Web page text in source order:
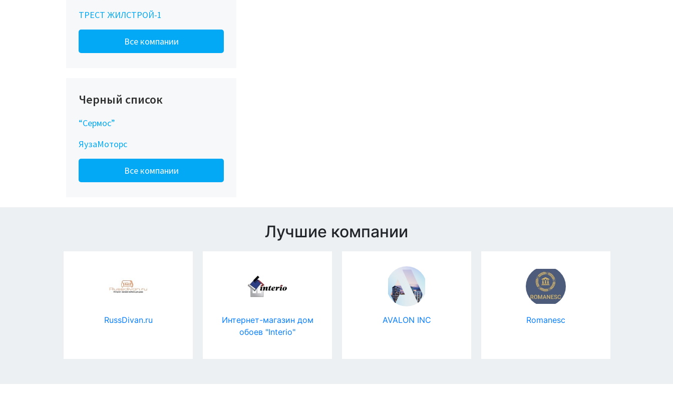
ТРЕСТ ЖИЛСТРОЙ-1
Все компании
Черный список
“Сермос”
ЯузаМоторс
Все компании
Лучшие компании
RussDivan.ru
Интернет-магазин дом
обоев "Interio"
AVALON INC Romanesc